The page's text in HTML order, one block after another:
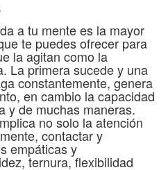
a tu mente es la mayor
te puedes ofrecer para
la agitan como la
La primera sucede y una
constantemente, genera
en cambio la capacidad
y de muchas maneras.
no solo la atención
contactar y
empáticas y
ternura, flexibilidad